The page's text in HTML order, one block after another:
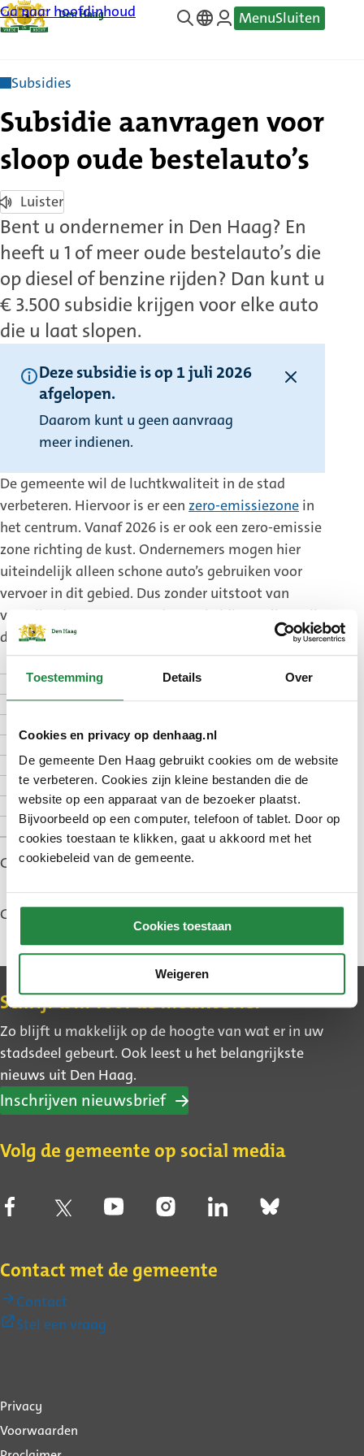
Toestemming Details Over
Cookies en privacy op denhaag.nl
De gemeente Den Haag gebruikt cookies om de website
te verbeteren. Cookies zijn kleine bestanden die de
website op een apparaat van de bezoeker plaatst.
Bijvoorbeeld op een computer, telefoon of tablet. Door op
cookies toestaan te klikken, gaat u akkoord met het
cookiebeleid van de gemeente.
Cookies toestaan
Weigeren
Ga naar hoofdinhoud
—
MenuSluiten
Subsidies
Subsidie aanvragen voor
sloop oude bestelauto’s
Luister
Bent u ondernemer in Den Haag? En
heeft u 1 of meer oude bestelauto’s die
op diesel of benzine rijden? Dan kunt u
€ 3.500 subsidie krijgen voor elke auto
die u laat slopen.
Deze subsidie is op 1 juli 2026
afgelopen.
Daarom kunt u geen aanvraag
meer indienen.
De gemeente wil de luchtkwaliteit in de stad
verbeteren. Hiervoor is er een zero-emissiezone in
het centrum. Vanaf 2026 is er ook een zero-emissie
zone richting de kust. Ondernemers mogen hier
uiteindelijk alleen schone auto’s gebruiken voor
vervoer in dit gebied. Dus zonder uitstoot van
vervuilende gassen. Met deze subsidieregeling wil
de gemeente ondernemers hierbij helpen.
Hoe werkt het
Voorwaarden
Aanvragen
Hoelang duurt het
Subsidieregels
Contact
Zie ook
Gepubliceerd: 17 september 2025
Gewijzigd: 30 juni 2026
Contact
Schrijf u in voor de nieuwsbrief
Zo blijft u makkelijk op de hoogte van wat er in uw
stadsdeel gebeurt. Ook leest u het belangrijkste
nieuws uit Den Haag.
Inschrijven nieuwsbrief
Volg de gemeente op social media
Contact met de gemeente
Contact
Stel een vraag
Over
deze
Privacy
Voorwaarden